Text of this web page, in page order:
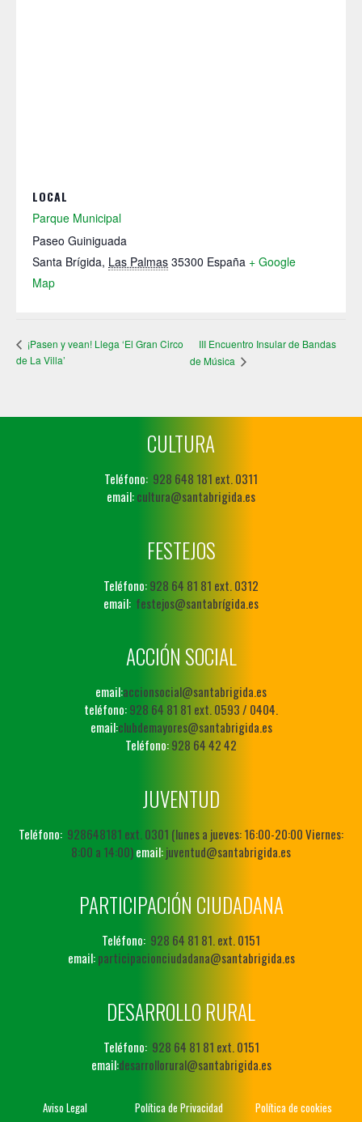
LOCAL
Parque Municipal
Paseo Guiniguada
Santa Brígida, Las Palmas 35300 España + Google
Map
¡Pasen y vean! Llega ‘El Gran Circo
de La Villa’
III Encuentro Insular de Bandas
de Música
CULTURA
Teléfono: 928 648 181 ext. 0311
email:cultura@santabrigida.es
FESTEJOS
Teléfono:928 64 81 81 ext. 0312
email: festejos@santabrígida.es
ACCIÓN SOCIAL
email:accionsocial@santabrigida.es
teléfono:928 64 81 81 ext. 0593 / 0404.
email:clubdemayores@santabrigida.es
Teléfono:928 64 42 42
JUVENTUD
Teléfono: 928648181 ext. 0301 (lunes a jueves: 16:00-20:00 Viernes:
8:00 a 14:00)email:juventud@santabrigida.es
PARTICIPACIÓN CIUDADANA
Teléfono: 928 64 81 81. ext. 0151
email:participacionciudadana@santabrigida.es
DESARROLLO RURAL
Teléfono:928 64 81 81 ext. 0151
email:desarrollorural@santabrigida.es
Aviso Legal Política de Privacidad Política de cookies